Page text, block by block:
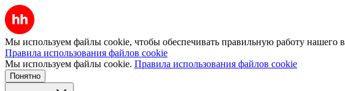
Мы используем файлы cookie, чтобы обеспечивать правильную работу нашего
Правила использования файлов cookie
Мы используем файлы cookie. Правила использования файлов cookie
Понятно